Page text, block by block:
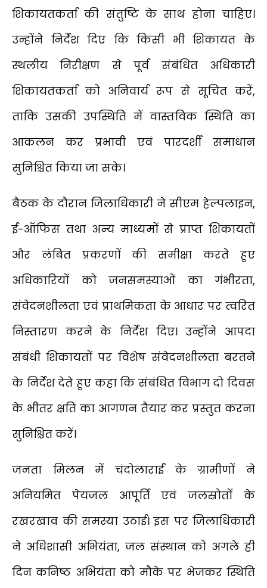
शिकायतकर्ता की संतुष्टि के साथ होना चाहिए।
उन्होंने निर्देश दिए कि किसी भी शिकायत के
स्थलीय निरीक्षण से पूर्व संबंधित अधिकारी
शिकायतकर्ता को अनिवार्य रूप से सूचित करें,
ताकि उसकी उपस्थिति में वास्तविक स्थिति का
आकलन कर प्रभावी एवं पारदर्शी समाधान
सुनिश्चित किया जा सके।
बैठक के दौरान जिलाधिकारी ने सीएम हेल्पलाइन,
ई-ऑफिस तथा अन्य माध्यमों से प्राप्त शिकायतों
और लंबित प्रकरणों की समीक्षा करते हुए
अधिकारियों को जनसमस्याओं का गंभीरता,
संवेदनशीलता एवं प्राथमिकता के आधार पर त्वरित
निस्तारण करने के निर्देश दिए। उन्होंने आपदा
संबंधी शिकायतों पर विशेष संवेदनशीलता बरतने
के निर्देश देते हुए कहा कि संबंधित विभाग दो दिवस
के भीतर क्षति का आगणन तैयार कर प्रस्तुत करना
सुनिश्चित करें।
जनता मिलन में चंदोलाराईं के ग्रामीणों ने
अनियमित पेयजल आपूर्ति एवं जलस्रोतों के
रखरखाव की समस्या उठाई। इस पर जिलाधिकारी
ने अधिशासी अभियंता, जल संस्थान को अगले ही
दिन कनिष्ठ अभियंता को मौके पर भेजकर स्थिति